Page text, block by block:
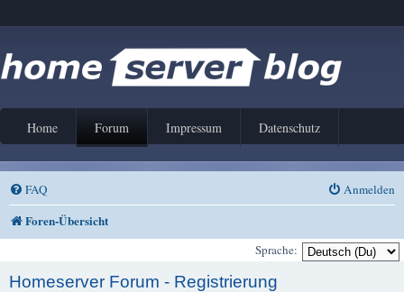
Home Forum Impressum Datenschutz
FAQ Anmelden
Foren-Übersicht
Sprache:
Homeserver Forum - Registrierung